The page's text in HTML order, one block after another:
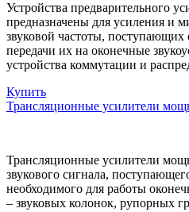
Устройства предварительного
предназначены для усиления и
звуковой частоты,
передачи их на оконечные
устройства коммутации и
Купить
Трансляционные усилители
Трансляционные усилители
звукового сигнала,
необходимого для работы
– звуковых колонок, рупорных